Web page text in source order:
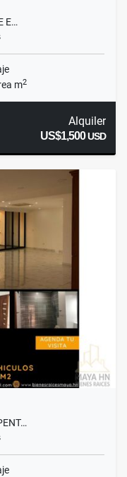
E…
m2
Alquiler
US$1,500USD